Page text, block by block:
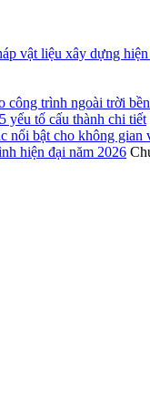
vật liệu xây dựng hiện
công trình ngoài trời
yếu tố cấu thành chi tiết
nổi bật cho không gian
hiện đại năm 2026